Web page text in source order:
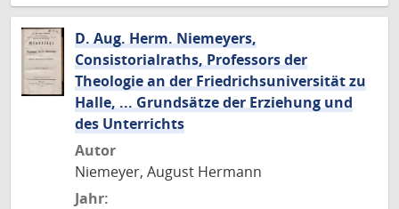
D. Aug. Herm. Niemeyers,
Consistorialraths, Professors der
Theologie an der Friedrichsuniversität zu
Halle, ... Grundsätze der Erziehung und
des Unterrichts
Autor
Niemeyer, August Hermann
Jahr: